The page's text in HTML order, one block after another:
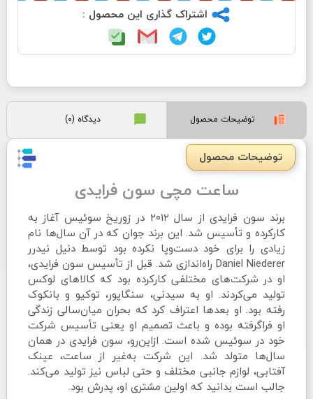
اشتراک گذاری این محصول :
توضیحات محصول دیدگاه (0)
توضیحات محصول
ساعت مچی سون فرایدی
برند سون فرایدی از سال ۲۰۱۲ در زوریخ سوئیس آغاز به
کارکرده و تأسیس شد. این برند جوان که در آن سال‌ها نام
زیادی را برای خود دست‌وپا نکرده بود توسط دنیل نیدرر
Daniel Niederer راه‌اندازی شد. قبل از تأسیس سون فرایدی،
او در شرکت‌های مختلفی کارکرده بود که کالاهای لوکس
تولید می‌کردند. او به سیدنی، سنگاپور، توکیو و بانکوک
رفته بود. او بعدها اعتراف کرد که بحران میان‌سالی زندگی
او فراگرفته بوده و باعث تصمیم او یعنی تأسیس شرکت
خود در سوئیس شده است. ازاین‌رو، سون فرایدی در همان
سال‌ها متولد شد. این شرکت به‌غیر از ساعت، عینک
آفتابی، لوازم جانبی مختلف و حتی لباس نیز تولید می‌کند.
جالب است بدانید که اولین مشتری او، پدرش بود.